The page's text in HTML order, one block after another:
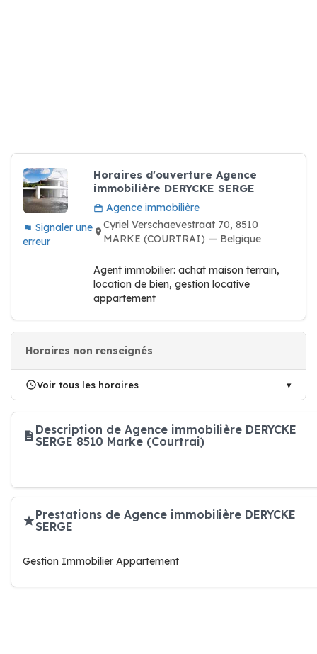
Signaler une
erreur
Horaires d'ouverture Agence
immobilière DERYCKE SERGE
Agence immobilière
Cyriel Verschaevestraat 70, 8510
MARKE (COURTRAI) — Belgique
Agent immobilier: achat maison terrain,
location de bien, gestion locative
appartement
Horaires non renseignés
Voir tous les horaires
Description de Agence immobilière DERYCKE
SERGE 8510 Marke (Courtrai)
Prestations de Agence immobilière DERYCKE
SERGE
Gestion Immobilier Appartement